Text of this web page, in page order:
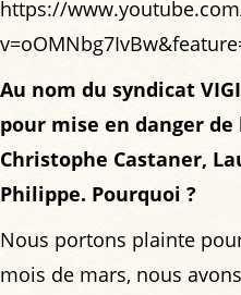
https://
Au nom du syndicat
pour mise en danger
Christophe Castaner,
Philippe. Pourquoi ?
Nous portons plainte
mois de mars, nous